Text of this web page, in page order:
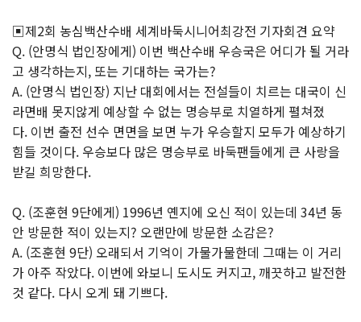
▣제2회 농심백산수배 세계바둑시니어최강전 기자회견 요약
Q. (안명식 법인장에게) 이번 백산수배 우승국은 어디가 될 거라
고 생각하는지, 또는 기대하는 국가는?
A. (안명식 법인장) 지난 대회에서는 전설들이 치르는 대국이 신
라면배 못지않게 예상할 수 없는 명승부로 치열하게 펼쳐졌
다. 이번 출전 선수 면면을 보면 누가 우승할지 모두가 예상하기
힘들 것이다. 우승보다 많은 명승부로 바둑팬들에게 큰 사랑을
받길 희망한다.
Q. (조훈현 9단에게) 1996년 옌지에 오신 적이 있는데 34년 동
안 방문한 적이 있는지? 오랜만에 방문한 소감은?
A. (조훈현 9단) 오래되서 기억이 가물가물한데 그때는 이 거리
가 아주 작았다. 이번에 와보니 도시도 커지고, 깨끗하고 발전한
것 같다. 다시 오게 돼 기쁘다.